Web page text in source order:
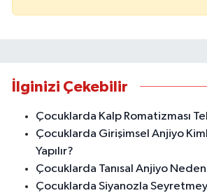
İlginizi Çekebilir
Çocuklarda Kalp Romatizması
Çocuklarda Girişimsel Anjiyo
Yapılır?
Çocuklarda Tanısal Anjiyo Neden
Çocuklarda Siyanozla